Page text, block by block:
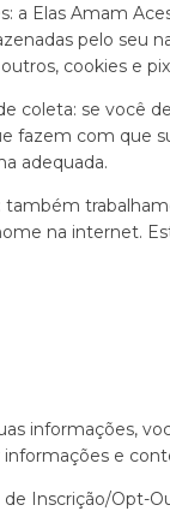
a Elas Amam
pelo seu
cookies e
coleta: se você
fazem com que
adequada.
na internet.
informações,
e
Inscrição/Opt-